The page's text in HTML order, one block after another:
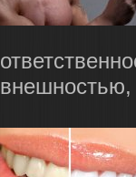
внешностью,